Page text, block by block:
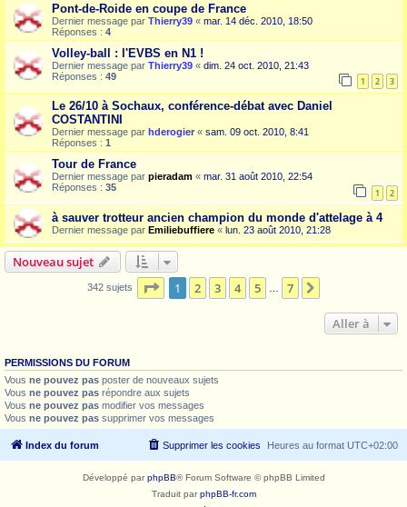
Pont-de-Roide en coupe de France
Dernier message par Thierry39 « mar. 14 déc. 2010, 18:50
Réponses : 4
Volley-ball : l'EVBS en N1 !
Dernier message par Thierry39 « dim. 24 oct. 2010, 21:43
Réponses : 49 1 2 3
Le 26/10 à Sochaux, conférence-débat avec Daniel
COSTANTINI
Dernier message par hderogier « sam. 09 oct. 2010, 8:41
Réponses : 1
Tour de France
Dernier message par pieradam « mar. 31 août 2010, 22:54
Réponses : 35 1 2
à sauver trotteur ancien champion du monde d'attelage à 4
Dernier message par Emiliebuffiere « lun. 23 août 2010, 21:28
Nouveau sujet
342 sujets Page 1sur7
1 2 3 4 5 7
Aller à
PERMISSIONS DU FORUM
Vous ne pouvez pas poster de nouveaux sujets
Vous ne pouvez pas répondre aux sujets
Vous ne pouvez pas modifier vos messages
Vous ne pouvez pas supprimer vos messages
Index du forum Heures au format UTC+02:00
Supprimer les cookies
Développé parphpBB® Forum Software © phpBB Limited
Traduit parphpBB-fr.com